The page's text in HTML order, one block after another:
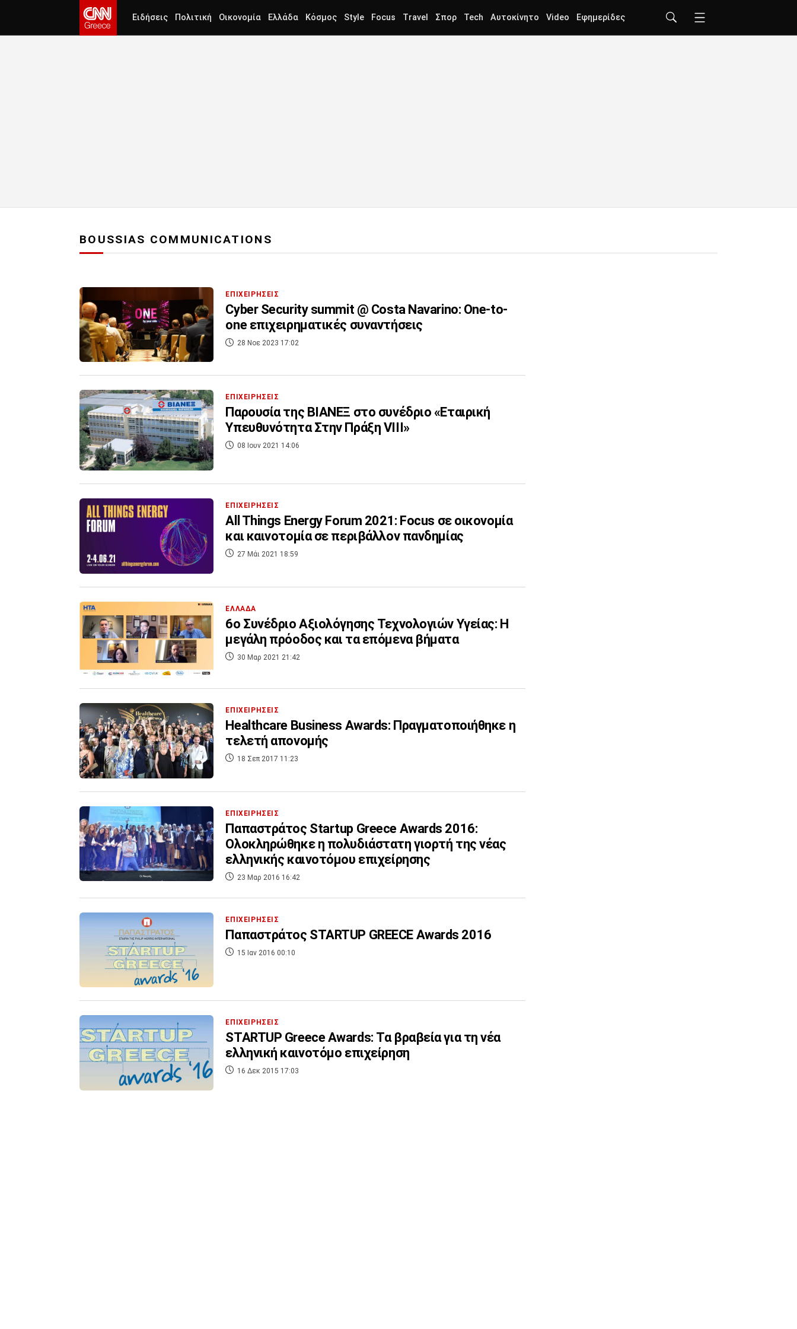
Ειδήσεις Πολιτική Οικονομία Ελλάδα Κόσμος Style Focus Travel Σπορ Tech Αυτοκίνητο Video Εφημερίδες
BOUSSIAS COMMUNICATIONS
ΕΠΙΧΕΙΡΗΣΕΙΣ
Cyber Security summit @ Costa Navarino: One-to-
one επιχειρηματικές συναντήσεις
28 Νοε 2023 17:02
ΕΠΙΧΕΙΡΗΣΕΙΣ
Παρουσία της ΒΙΑΝΕΞ στο συνέδριο «Εταιρική
Υπευθυνότητα Στην Πράξη VIII»
08 Ιουν 2021 14:06
ΕΠΙΧΕΙΡΗΣΕΙΣ
All Things Energy Forum 2021: Focus σε οικονομία
και καινοτομία σε περιβάλλον πανδημίας
27 Μάι 2021 18:59
ΕΛΛΑΔΑ
6ο Συνέδριο Αξιολόγησης Τεχνολογιών Υγείας: Η
μεγάλη πρόοδος και τα επόμενα βήματα
30 Μαρ 2021 21:42
ΕΠΙΧΕΙΡΗΣΕΙΣ
Healthcare Business Awards: Πραγματοποιήθηκε η
τελετή απονομής
18 Σεπ 2017 11:23
ΕΠΙΧΕΙΡΗΣΕΙΣ
Παπαστράτος Startup Greece Awards 2016:
Ολοκληρώθηκε η πολυδιάστατη γιορτή της νέας
ελληνικής καινοτόμου επιχείρησης
23 Μαρ 2016 16:42
ΕΠΙΧΕΙΡΗΣΕΙΣ
Παπαστράτος STARTUP GREECE Awards 2016
15 Ιαν 2016 00:10
ΕΠΙΧΕΙΡΗΣΕΙΣ
STARTUP Greece Awards: Τα βραβεία για τη νέα
ελληνική καινοτόμο επιχείρηση
16 Δεκ 2015 17:03